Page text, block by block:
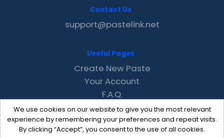
We use cookies on our website to give you the most relevant
experience by remembering your preferences and repeat visits.
By clicking “Accept”, you consent to the use of all cookies.
Contact Us
support@pastelink.net
Useful Pages
Create New Paste
Your Account
F.A.Q.
Recent
Contact